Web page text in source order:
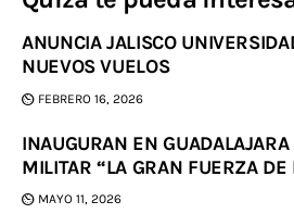
ANUNCIA JALISCO
NUEVOS VUELOS
FEBRERO 16, 2026
INAUGURAN EN
MILITAR “LA GRAN FUERZA DE
MAYO 11, 2026